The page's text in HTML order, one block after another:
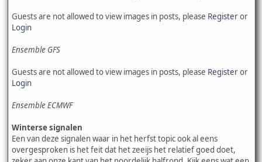
Guests are not allowed to view images in posts, please Registeror
Login
Ensemble GFS
Guests are not allowed to view images in posts, please Registeror
Login
Ensemble ECMWF
Winterse signalen
Een van deze signalen waar in het herfst topic ook al eens
overgesproken is het feit dat het zeeijs het relatief goed doet,